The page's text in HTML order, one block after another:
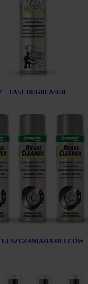
– FAST DEGREASER
HAMULCÓW